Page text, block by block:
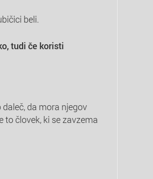
beli.
tudi če koristi
da mora njegov
to človek, ki se zavzema